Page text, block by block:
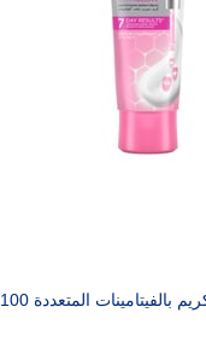
جلو آند لفلي كريم بالفيتامينات المتعددة 100